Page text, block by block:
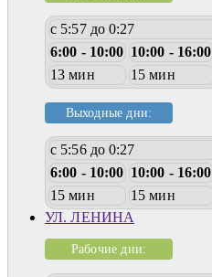
с 5:57 до 0:27
6:00 - 10:00 10:00 - 16:00
13 мин
15 мин
Выходные дни:
с 5:56 до 0:27
6:00 - 10:00 10:00 - 16:00
15 мин
15 мин
УЛ. ЛЕНИНА
Рабочие дни: